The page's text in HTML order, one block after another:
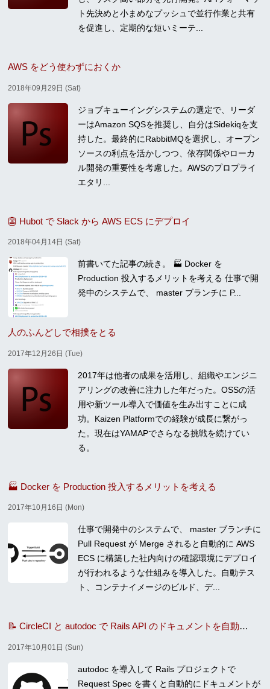
ト先決めと小まめなプッシュで並行作業と共有
を促進し、定期的な短いミーテ...
AWS をどう使わずにおくか
2018年09月29日 (Sat)
ジョブキューイングシステムの選定で、リーダ
ーはAmazon SQSを推奨し、自分はSidekiqを支
持した。最終的にRabbitMQを選択し、オープン
ソースの利点を活かしつつ、依存関係やローカ
ル開発の重要性を考慮した。AWSのプロプライ
エタリ...
👺 Hubot で Slack から AWS ECS にデプロイ
2018年04月14日 (Sat)
前書いてた記事の続き。 🏭 Docker を
Production 投入するメリットを考える 仕事で開
発中のシステムで、 master ブランチに P...
人のふんどしで相撲をとる
2017年12月26日 (Tue)
2017年は他者の成果を活用し、組織やエンジニ
アリングの改善に注力した年だった。OSSの活
用や新ツール導入で価値を生み出すことに成
功。Kaizen Platformでの経験が成長に繋がっ
た。現在はYAMAPでさらなる挑戦を続けてい
る。
🏭 Docker を Production 投入するメリットを考える
2017年10月16日 (Mon)
仕事で開発中のシステムで、 master ブランチに
Pull Request が Merge されると自動的に AWS
ECS に構築した社内向けの確認環境にデプロイ
が行われるような仕組みを導入した。自動テス
ト、コンテナイメージのビルド、デ...
📝 CircleCI と autodoc で Rails API のドキュメントを自動更新
2017年10月01日 (Sun)
autodoc を導入して Rails プロジェクトで
Request Spec を書くと自動的にドキュメントが